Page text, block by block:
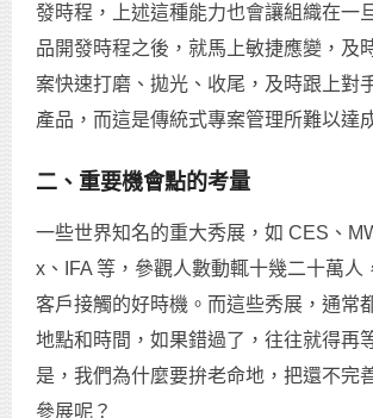
發時程，上述這種能力也會讓組織在一
品開發時程之後，就馬上敏捷應變，及
案快速打磨、拋光、收尾，及時跟上對
產品，而這是傳統式專案管理所難以達
二、重要機會點的考量
一些世界知名的重大秀展，如 CES、
x、IFA 等，參觀人數動輒十幾二十萬人
客戶接觸的好時機。而這些秀展，通常
地點和時間，如果錯過了，往往就得再
是，我們為什麼要拚老命地，把還不完
參展呢？